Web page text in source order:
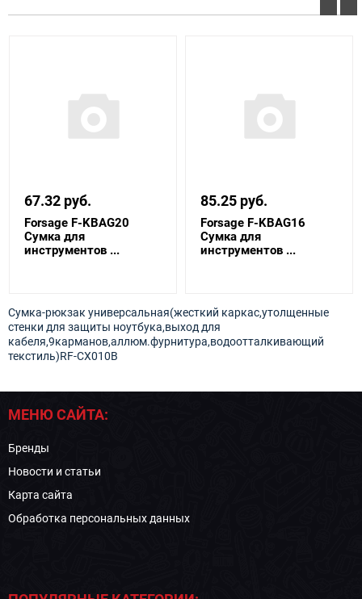
67.32 руб.
Forsage F-KBAG20
Сумка для
инструментов ...
85.25 руб.
Forsage F-KBAG16
Сумка для
инструментов ...
Сумка-рюкзак универсальная(жесткий каркас,утолщенные
стенки для защиты ноутбука,выход для
кабеля,9карманов,аллюм.фурнитура,водоотталкивающий
текстиль)RF-CX010B
МЕНЮ САЙТА:
Бренды
Новости и статьи
Карта сайта
Обработка персональных данных